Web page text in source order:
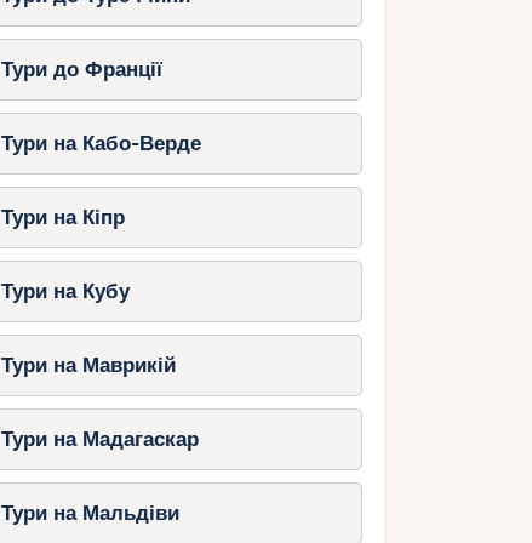
Тури до Франції
Тури на Кабо-Верде
Тури на Кіпр
Тури на Кубу
Тури на Маврикій
Тури на Мадагаскар
Тури на Мальдіви